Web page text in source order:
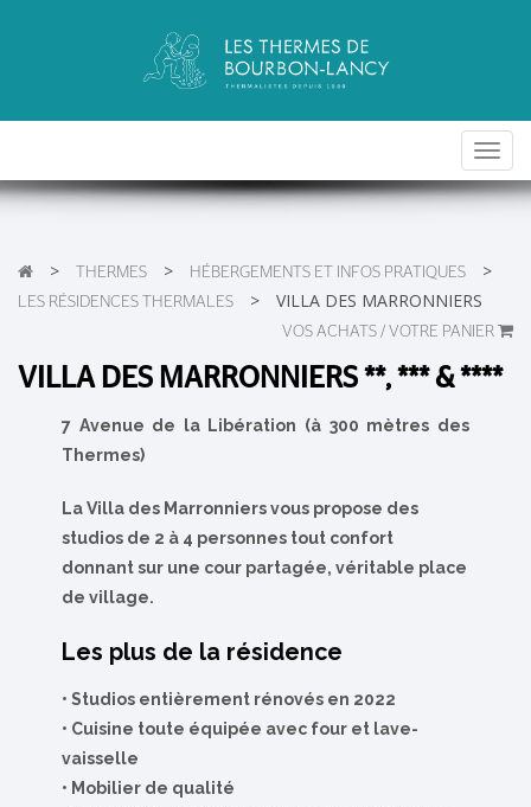
> THERMES > HÉBERGEMENTS ET INFOS PRATIQUES >
LES RÉSIDENCES THERMALES > VILLA DES MARRONNIERS
VOS ACHATS / VOTRE PANIER
VILLA DES MARRONNIERS **, *** & ****
7 Avenue de la Libération (à 300 mètres des
Thermes)
La Villa des Marronniers vous propose des
studios de 2 à 4 personnes tout confort
donnant sur une cour partagée, véritable place
de village.
Les plus de la résidence
• Studios entièrement rénovés en 2022
• Cuisine toute équipée avec four et lave-
vaisselle
• Mobilier de qualité